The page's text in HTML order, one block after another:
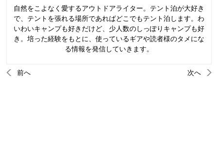
自然をこよなく愛するアウトドアライター。テント泊が大好き
で、テントを張れる場所であればどこでもテント泊します。わ
いわいキャンプも好きだけど、少人数のしっぽりキャンプも好
き。培った経験をもとに、使っているギアや読者様のタメにな
る情報を発信していきます。
前へ 次へ